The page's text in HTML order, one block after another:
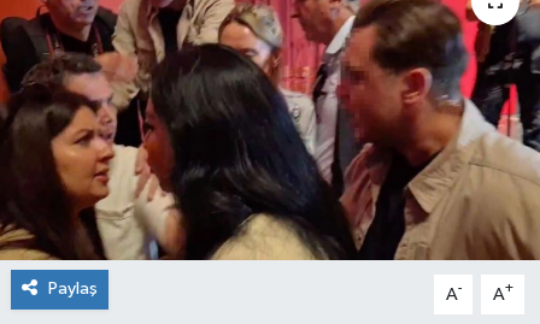
Paylaş A- A+
Haber Arşivi